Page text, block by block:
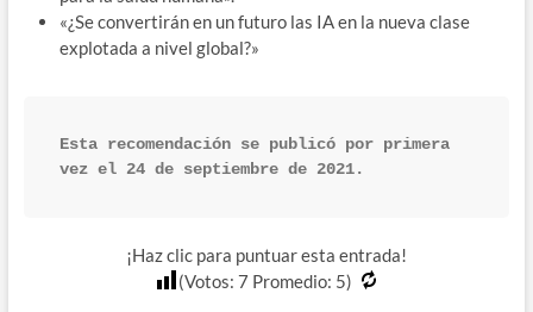
«¿Se convertirán en un futuro las IA en la nueva clase
explotada a nivel global?»
Esta recomendación se publicó por primera
vez el 24 de septiembre de 2021.
¡Haz clic para puntuar esta entrada!
(Votos: 7 Promedio: 5)